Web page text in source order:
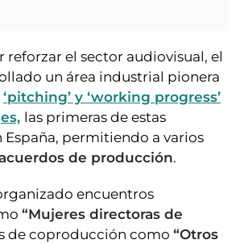
reforzar el sector audiovisual, el
un área industrial pionera
‘pitching’ y ‘working progress’
las primeras de estas
España, permitiendo a varios
de producción.
encuentros
“Mujeres directoras de
de coproducción como “Otros